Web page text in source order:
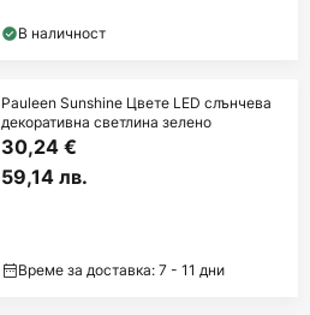
В наличност
Pauleen Sunshine Цвете LED слънчева
декоративна светлина зелено
30,24 €
59,14 лв.
Време за доставка: 7 - 11 дни